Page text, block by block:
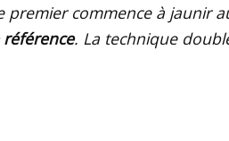
commence à jaunir
. La technique